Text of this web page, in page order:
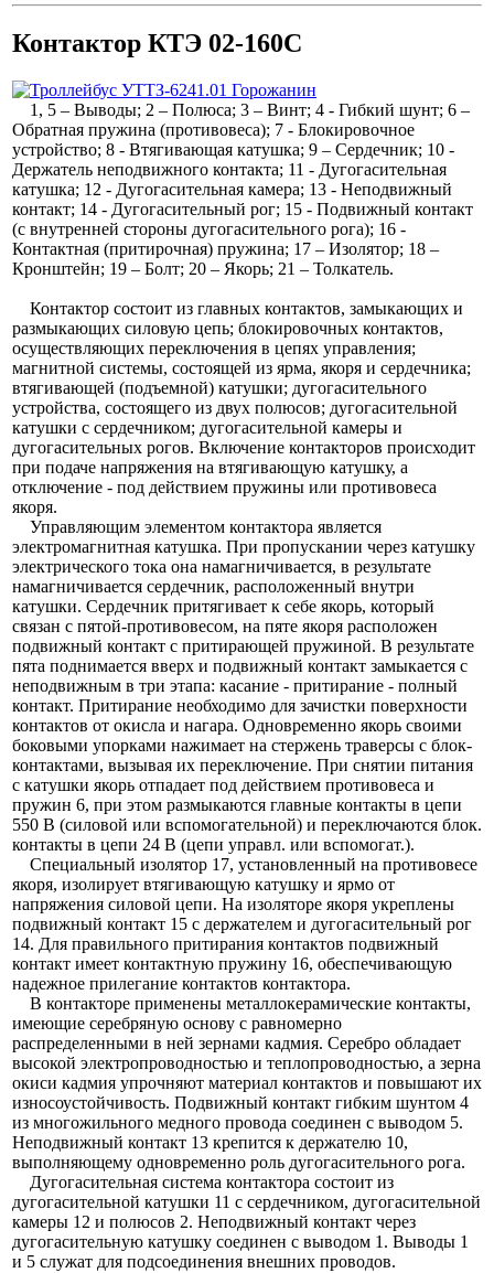
Контактор КТЭ 02-160С
1, 5 – Выводы; 2 – Полюса; 3 – Винт; 4 - Гибкий шунт; 6 –
Обратная пружина (противовеса); 7 - Блокировочное
устройство; 8 - Втягивающая катушка; 9 – Сердечник; 10 -
Держатель неподвижного контакта; 11 - Дугогасительная
катушка; 12 - Дугогасительная камера; 13 - Неподвижный
контакт; 14 - Дугогасительный рог; 15 - Подвижный контакт
(с внутренней стороны дугогасительного рога); 16 -
Контактная (притирочная) пружина; 17 – Изолятор; 18 –
Кронштейн; 19 – Болт; 20 – Якорь; 21 – Толкатель.
Контактор состоит из главных контактов, замыкающих и
размыкающих силовую цепь; блокировочных контактов,
осуществляющих переключения в цепях управления;
магнитной системы, состоящей из ярма, якоря и сердечника;
втягивающей (подъемной) катушки; дугогасительного
устройства, состоящего из двух полюсов; дугогасительной
катушки с сердечником; дугогасительной камеры и
дугогасительных рогов. Включение контакторов происходит
при подаче напряжения на втягивающую катушку, а
отключение - под действием пружины или противовеса
якоря.
Управляющим элементом контактора является
электромагнитная катушка. При пропускании через катушку
электрического тока она намагничивается, в результате
намагничивается сердечник, расположенный внутри
катушки. Сердечник притягивает к себе якорь, который
связан с пятой-противовесом, на пяте якоря расположен
подвижный контакт с притирающей пружиной. В результате
пята поднимается вверх и подвижный контакт замыкается с
неподвижным в три этапа: касание - притирание - полный
контакт. Притирание необходимо для зачистки поверхности
контактов от окисла и нагара. Одновременно якорь своими
боковыми упорками нажимает на стержень траверсы с блок-
контактами, вызывая их переключение. При снятии питания
с катушки якорь отпадает под действием противовеса и
пружин 6, при этом размыкаются главные контакты в цепи
550 В (силовой или вспомогательной) и переключаются блок.
контакты в цепи 24 В (цепи управл. или вспомогат.).
Специальный изолятор 17, установленный на противовесе
якоря, изолирует втягивающую катушку и ярмо от
напряжения силовой цепи. На изоляторе якоря укреплены
подвижный контакт 15 с держателем и дугогасительный рог
14. Для правильного притирания контактов подвижный
контакт имеет контактную пружину 16, обеспечивающую
надежное прилегание контактов контактора.
В контакторе применены металлокерамические контакты,
имеющие серебряную основу с равномерно
распределенными в ней зернами кадмия. Серебро обладает
высокой электропроводностью и теплопроводностью, а зерна
окиси кадмия упрочняют материал контактов и повышают их
износоустойчивость. Подвижный контакт гибким шунтом 4
из многожильного медного провода соединен с выводом 5.
Неподвижный контакт 13 крепится к держателю 10,
выполняющему одновременно роль дугогасительного рога.
Дугогасительная система контактора состоит из
дугогасительной катушки 11 с сердечником, дугогасительной
камеры 12 и полюсов 2. Неподвижный контакт через
дугогасительную катушку соединен с выводом 1. Выводы 1
и 5 служат для подсоединения внешних проводов.